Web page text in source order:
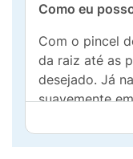
Como eu
Com o pincel
da raiz até as
desejado. Já
suavemente
Precauções: